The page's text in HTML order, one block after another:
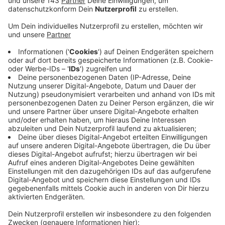
Sie liegt heute unverändert bei 4,0. Seit gestern
meldet das Gesundheitsamt eine Neuinfektion. Aktuell
sind 48 Menschen infiziert, Breckerfeld und
Gevelsberg sind coronafrei.
Die Oster-Impf-Aktion des Ennepe-Ruhr-Kreises mit
Astrazeneca geht diese Woche in die zweite Runde.
Die Menschen bekommen seit gestern ihre zweite
Impfe. Wer seine erste Impfung im Schwelmer Impf-
Drive-In bekommen hat, muss für den Zweittermin
ebenfalls die Nebenstelle ansteuern. In den
Einladungen der Kassenärztlichen Vereinigung gibt es
offenbar anderslautende Angaben. Die können
ignoriert werden, sagt der Kreis. Sie gehen auf einen
Systemfehler zurück. Grundsätzlich gilt: Die
Zweitimpfung findet am Ort der Erstimpfung statt.